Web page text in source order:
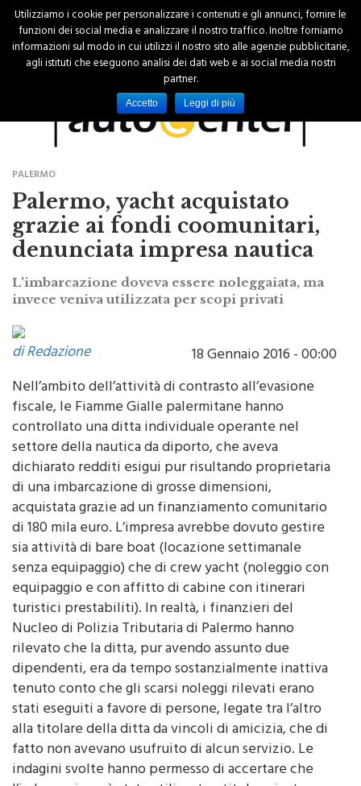
PALERMO
Palermo, yacht acquistato
grazie ai fondi coomunitari,
denunciata impresa nautica
L'imbarcazione doveva essere noleggaiata, ma
invece veniva utilizzata per scopi privati
di Redazione
18 Gennaio 2016 - 00:00
Nell’ambito dell’attività di contrasto all’evasione
fiscale, le Fiamme Gialle palermitane hanno
controllato una ditta individuale operante nel
settore della nautica da diporto, che aveva
dichiarato redditi esigui pur risultando proprietaria
di una imbarcazione di grosse dimensioni,
acquistata grazie ad un finanziamento comunitario
di 180 mila euro. L’impresa avrebbe dovuto gestire
sia attività di bare boat (locazione settimanale
senza equipaggio) che di crew yacht (noleggio con
equipaggio e con affitto di cabine con itinerari
turistici prestabiliti). In realtà, i finanzieri del
Nucleo di Polizia Tributaria di Palermo hanno
rilevato che la ditta, pur avendo assunto due
dipendenti, era da tempo sostanzialmente inattiva
tenuto conto che gli scarsi noleggi rilevati erano
stati eseguiti a favore di persone, legate tra l’altro
alla titolare della ditta da vincoli di amicizia, che di
fatto non avevano usufruito di alcun servizio. Le
indagini svolte hanno permesso di accertare che
Utilizziamo i cookie per personalizzare i contenuti e gli annunci, fornire le
funzioni dei social media e analizzare il nostro traffico. Inoltre forniamo
informazioni sul modo in cui utilizzi il nostro sito alle agenzie pubblicitarie,
agli istituti che eseguono analisi dei dati web e ai social media nostri
partner.
Accetto Leggi di più